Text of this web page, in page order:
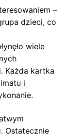
–
dzieci, co
wiele
Każda kartka
i
Ostatecznie